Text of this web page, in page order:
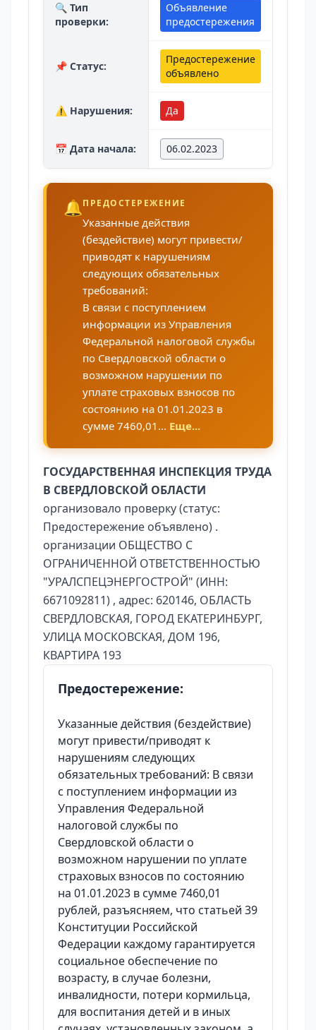
🔍 Тип
проверки:
Объявление
предостережения
📌 Статус:
Предостережение
объявлено
⚠️ Нарушения: Да
📅 Дата начала: 06.02.2023
🔔ПРЕДОСТЕРЕЖЕНИЕ
Указанные действия
(бездействие) могут привести/
приводят к нарушениям
следующих обязательных
требований:
В связи с поступлением
информации из Управления
Федеральной налоговой службы
по Свердловской области о
возможном нарушении по
уплате страховых взносов по
состоянию на 01.01.2023 в
сумме 7460,01... Еще...
ГОСУДАРСТВЕННАЯ ИНСПЕКЦИЯ ТРУДА
В СВЕРДЛОВСКОЙ ОБЛАСТИ
организовало проверку (статус:
Предостережение объявлено) .
организации ОБЩЕСТВО С
ОГРАНИЧЕННОЙ ОТВЕТСТВЕННОСТЬЮ
"УРАЛСПЕЦЭНЕРГОСТРОЙ" (ИНН:
6671092811) , адрес: 620146, ОБЛАСТЬ
СВЕРДЛОВСКАЯ, ГОРОД ЕКАТЕРИНБУРГ,
УЛИЦА МОСКОВСКАЯ, ДОМ 196,
КВАРТИРА 193
Предостережение:
Указанные действия (бездействие)
могут привести/приводят к
нарушениям следующих
обязательных требований: В связи
с поступлением информации из
Управления Федеральной
налоговой службы по
Свердловской области о
возможном нарушении по уплате
страховых взносов по состоянию
на 01.01.2023 в сумме 7460,01
рублей, разъясняем, что статьей 39
Конституции Российской
Федерации каждому гарантируется
социальное обеспечение по
возрасту, в случае болезни,
инвалидности, потери кормильца,
для воспитания детей и в иных